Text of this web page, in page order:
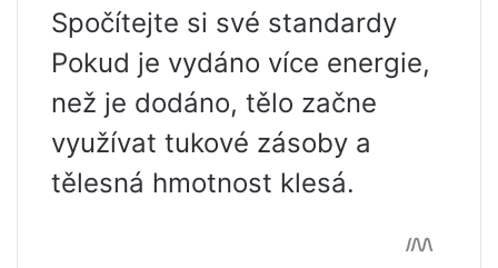
Spočítejte si své standardy
Pokud je vydáno více energie,
než je dodáno, tělo začne
využívat tukové zásoby a
tělesná hmotnost klesá.